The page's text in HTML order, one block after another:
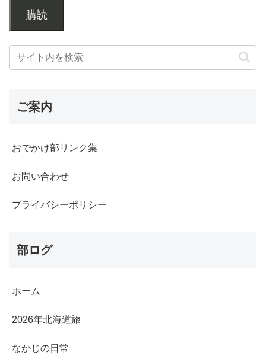
購読
ご案内
おでかけ部リンク集
お問い合わせ
プライバシーポリシー
部ログ
ホーム
2026年北海道旅
なかじの日常